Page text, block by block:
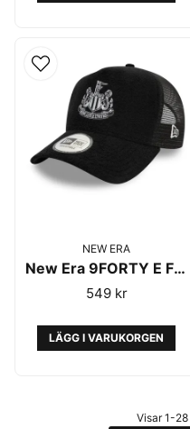
NEW ERA
New Era 9FORTY E Frame Trucker Newcastle United Black
549 kr
LÄGG I VARUKORGEN
Visar 1-